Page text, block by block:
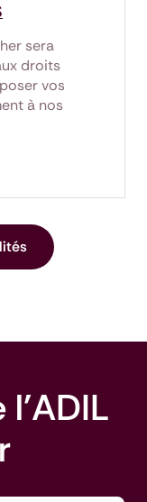
sera
droits
vos
à nos
l'ADIL